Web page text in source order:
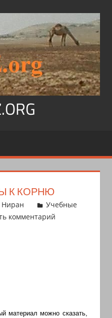
К КОРНЮ
Учебные
комментарий
материал можно сказать,